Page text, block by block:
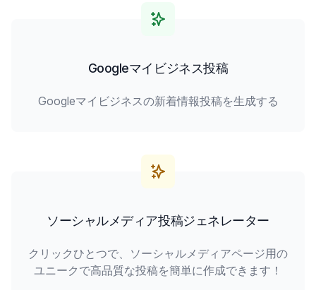
Googleマイビジネス投稿
Googleマイビジネスの新着情報投稿を生成する
ソーシャルメディア投稿ジェネレーター
クリックひとつで、ソーシャルメディアページ用の
ユニークで高品質な投稿を簡単に作成できます！